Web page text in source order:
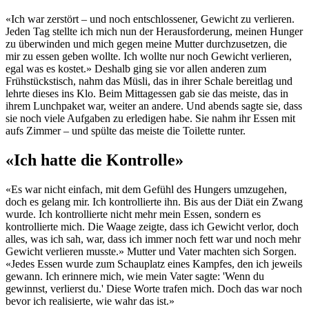
«Ich war zerstört – und noch entschlossener, Gewicht zu verlieren.
Jeden Tag stellte ich mich nun der Herausforderung, meinen Hunger
zu überwinden und mich gegen meine Mutter durchzusetzen, die
mir zu essen geben wollte. Ich wollte nur noch Gewicht verlieren,
egal was es kostet.» Deshalb ging sie vor allen anderen zum
Frühstückstisch, nahm das Müsli, das in ihrer Schale bereitlag und
lehrte dieses ins Klo. Beim Mittagessen gab sie das meiste, das in
ihrem Lunchpaket war, weiter an andere. Und abends sagte sie, dass
sie noch viele Aufgaben zu erledigen habe. Sie nahm ihr Essen mit
aufs Zimmer – und spülte das meiste die Toilette runter.
«Ich hatte die Kontrolle»
«Es war nicht einfach, mit dem Gefühl des Hungers umzugehen,
doch es gelang mir. Ich kontrollierte ihn. Bis aus der Diät ein Zwang
wurde. Ich kontrollierte nicht mehr mein Essen, sondern es
kontrollierte mich. Die Waage zeigte, dass ich Gewicht verlor, doch
alles, was ich sah, war, dass ich immer noch fett war und noch mehr
Gewicht verlieren musste.» Mutter und Vater machten sich Sorgen.
«Jedes Essen wurde zum Schauplatz eines Kampfes, den ich jeweils
gewann. Ich erinnere mich, wie mein Vater sagte: 'Wenn du
gewinnst, verlierst du.' Diese Worte trafen mich. Doch das war noch
bevor ich realisierte, wie wahr das ist.»